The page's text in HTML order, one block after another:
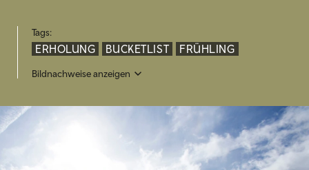
Tags:
ERHOLUNG BUCKETLIST FRÜHLING
Bildnachweise anzeigen